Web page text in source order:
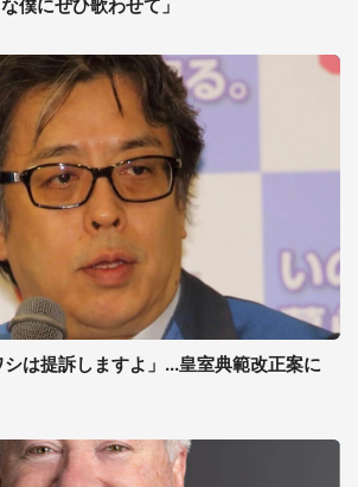
僕にぜひ歌わせて」
は提訴しますよ」...皇室典範改正案に